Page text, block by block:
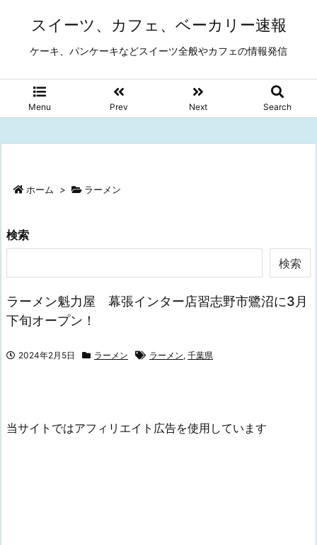
スイーツ、カフェ、ベーカリー速報
ケーキ、パンケーキなどスイーツ全般やカフェの情報発信
Menu Prev Next Search
ホーム > ラーメン
検索
検索
ラーメン魁力屋 幕張インター店習志野市鷺沼に3月
下旬オープン！
2024年2月5日 ラーメン ラーメン, 千葉県
当サイトではアフィリエイト広告を使用しています